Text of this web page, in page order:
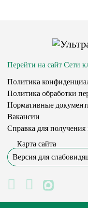
Перейти на сайт Сети
Политика
Политика обработки
Нормативные
Вакансии
Справка для получения
Карта сайта
Версия для